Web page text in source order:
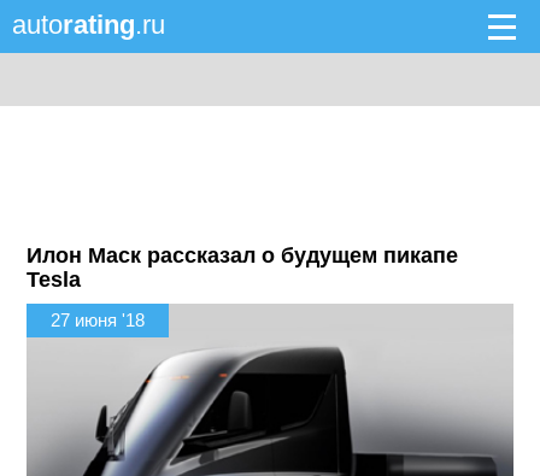
autorating.ru
Илон Маск рассказал о будущем пикапе
Tesla
27 июня '18